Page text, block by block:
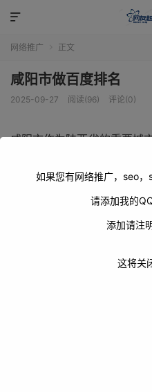

网络推广 正文
咸阳市做百度排名
2025-09-27 阅读(96) 评论(0)
咸阳市作为陕西省的重要城
于其城市形象、经济发展
义。本文将探讨咸阳市如何
度搜索中的排名，以更好地
如果您有网络推广，seo
请添加我的
添加请注
这将关